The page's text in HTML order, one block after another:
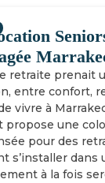
retraite prenait
entre confort,
vivre à
propose une
pour des
s’installer dans
à la fois